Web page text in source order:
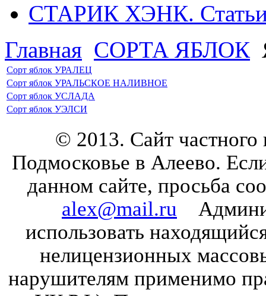
СТАРИК ХЭНК.
Главная CОРТА ЯБЛОК
Сорт яблок УРАЛЕЦ
Сорт яблок УРАЛЬСКОЕ НАЛИВНОЕ
Сорт яблок УСЛАДА
Сорт яблок УЭЛСИ
© 2013. Сайт частного
Подмосковье в Алеево.
данном сайте, просьба
alex@mail.ru
использовать
нелицензионных
нарушителям применимо